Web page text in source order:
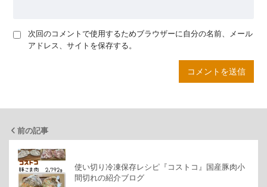
次回のコメントで使用するためブラウザーに自分の名前、メール
アドレス、サイトを保存する。
前の記事
使い切り冷凍保存レシピ『コストコ』国産豚肉小
間切れの紹介ブログ